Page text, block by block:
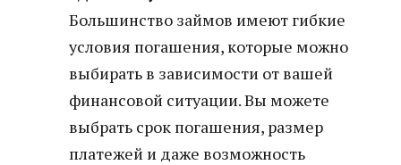
Большинство займов имеют гибкие
условия погашения, которые можно
выбирать в зависимости от вашей
финансовой ситуации. Вы можете
выбрать срок погашения, размер
платежей и даже возможность